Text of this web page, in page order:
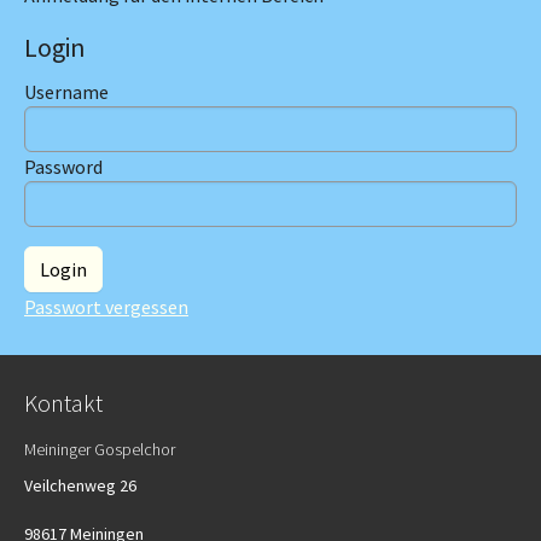
Login
Username
Password
Passwort vergessen
Kontakt
Meininger Gospelchor
Veilchenweg 26
98617 Meiningen